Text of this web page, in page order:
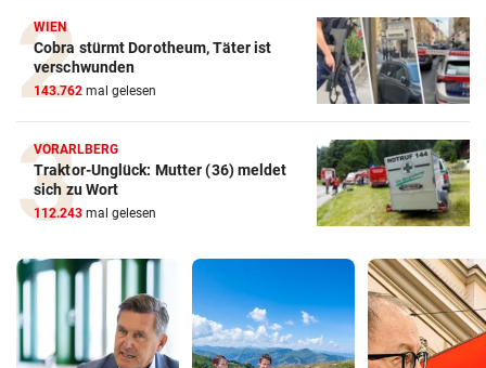
WIEN
Cobra stürmt Dorotheum, Täter ist
verschwunden
143.762 mal gelesen
VORARLBERG
Traktor-Unglück: Mutter (36) meldet
sich zu Wort
112.243 mal gelesen